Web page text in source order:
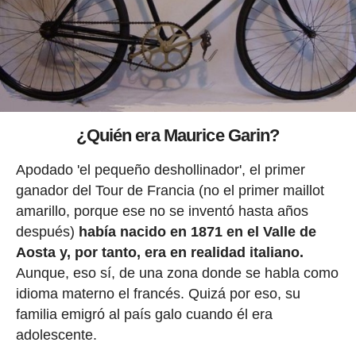
¿Quién era Maurice Garin?
Apodado 'el pequeño deshollinador', el primer
ganador del Tour de Francia (no el primer maillot
amarillo, porque ese no se inventó hasta años
después) había nacido en 1871 en el Valle de
Aosta y, por tanto, era en realidad italiano.
Aunque, eso sí, de una zona donde se habla como
idioma materno el francés. Quizá por eso, su
familia emigró al país galo cuando él era
adolescente.